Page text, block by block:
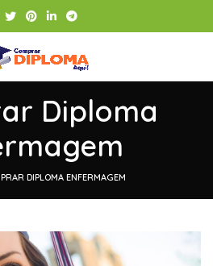
Diploma
DIPLOMA ENFERMAGEM